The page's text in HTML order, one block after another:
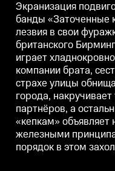
подельников держит в
улицы обнищалого после
мировой города,
тотализаторы, крышует
партнёров, а остальных
грабит. Войну «кепкам»
объявляет новый шеф
железными принципами и
желанием навести порядок в
этом захолустье.
Экранизация
банды «Заточенные
лезвия в свои
британского
играет
компании брата,
страхе улицы
города,
партнёров, а
«кепкам»
железными
порядок в этом